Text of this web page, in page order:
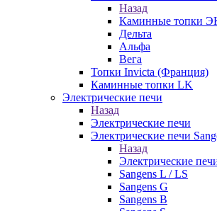
Назад
Каминные топки
Дельта
Альфа
Вега
Топки Invicta (Франция)
Каминные топки LK
Электрические печи
Назад
Электрические печи
Электрические печи
Назад
Электрические
Sangens L / LS
Sangens G
Sangens B